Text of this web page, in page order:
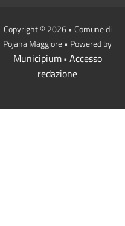
Copyright © 2026 • Comune di
Pojana Maggiore • Powered by
Municipium• Accesso
redazione